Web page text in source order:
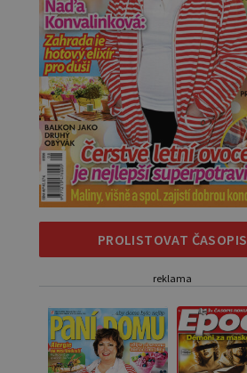
PROLISTOVAT ČASOPIS
reklama